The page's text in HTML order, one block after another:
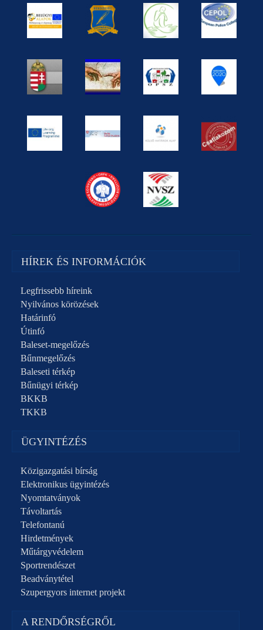
HÍREK ÉS INFORMÁCIÓK
Legfrissebb híreink
Nyilvános körözések
Határinfó
Útinfó
Baleset-megelőzés
Bűnmegelőzés
Baleseti térkép
Bűnügyi térkép
BKKB
TKKB
ÜGYINTÉZÉS
Közigazgatási bírság
Elektronikus ügyintézés
Nyomtatványok
Távoltartás
Telefontanú
Hirdetmények
Műtárgyvédelem
Sportrendészet
Beadványtétel
Szupergyors internet projekt
A RENDŐRSÉGRŐL